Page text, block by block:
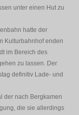
unter einen Hut zu
hatte der
Kulturbahnhof enden
im Bereich des
zu lassen. Der
definitiv Lade- und
der nach Bergkamen
die sie allerdings